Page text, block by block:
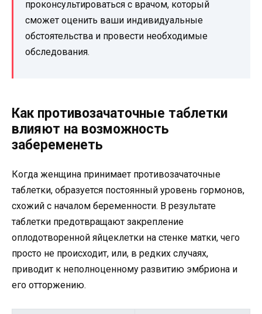
проконсультироваться с врачом, который
сможет оценить ваши индивидуальные
обстоятельства и провести необходимые
обследования.
Как противозачаточные таблетки
влияют на возможность
забеременеть
Когда женщина принимает противозачаточные
таблетки, образуется постоянный уровень гормонов,
схожий с началом беременности. В результате
таблетки предотвращают закрепление
оплодотворенной яйцеклетки на стенке матки, чего
просто не происходит, или, в редких случаях,
приводит к неполноценному развитию эмбриона и
его отторжению.